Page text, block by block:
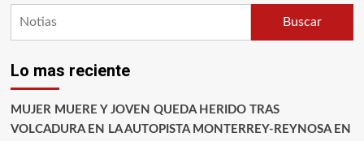
Buscar
Lo mas reciente
MUJER MUERE Y JOVEN QUEDA HERIDO TRAS
VOLCADURA EN LA AUTOPISTA MONTERREY-REYNOSA EN